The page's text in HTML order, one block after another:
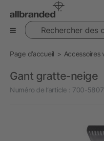
Rechercher des objets
Page d’accueil Accessoires
Gant gratte-neige
Numéro de l’article : 700-